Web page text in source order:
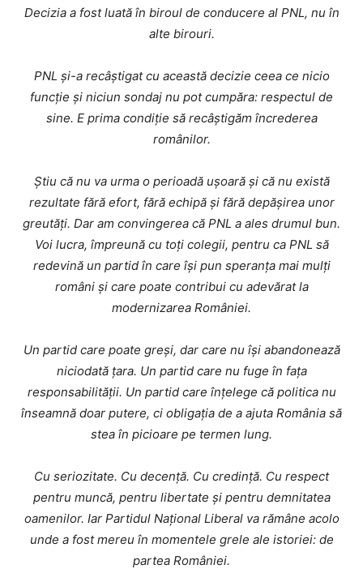
Decizia a fost luată în biroul de conducere al PNL, nu în
alte birouri.
PNL și-a recâștigat cu această decizie ceea ce nicio
funcție și niciun sondaj nu pot cumpăra: respectul de
sine. E prima condiție să recâștigăm încrederea
românilor.
Știu că nu va urma o perioadă ușoară și că nu există
rezultate fără efort, fără echipă și fără depășirea unor
greutăți. Dar am convingerea că PNL a ales drumul bun.
Voi lucra, împreună cu toți colegii, pentru ca PNL să
redevină un partid în care își pun speranța mai mulți
români și care poate contribui cu adevărat la
modernizarea României.
Un partid care poate greși, dar care nu își abandonează
niciodată țara. Un partid care nu fuge în fața
responsabilității. Un partid care înțelege că politica nu
înseamnă doar putere, ci obligația de a ajuta România să
stea în picioare pe termen lung.
Cu seriozitate. Cu decență. Cu credință. Cu respect
pentru muncă, pentru libertate și pentru demnitatea
oamenilor. Iar Partidul Național Liberal va rămâne acolo
unde a fost mereu în momentele grele ale istoriei: de
partea României.